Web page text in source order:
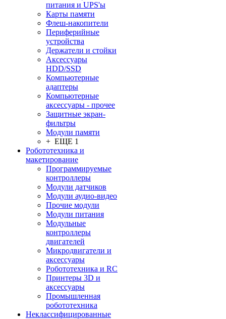
питания и UPS'ы
Карты памяти
Флеш-накопители
Периферийные
устройства
Держатели и стойки
Аксессуары
HDD/SSD
Компьютерные
адаптеры
Компьютерные
аксессуары - прочее
Защитные экран-
фильтры
Модули памяти
+ ЕЩЕ 1
Робототехника и
макетирование
Программируемые
контроллеры
Модули датчиков
Модули аудио-видео
Прочие модули
Модули питания
Модульные
контроллеры
двигателей
Микродвигатели и
аксессуары
Робототехника и RC
Принтеры 3D и
аксессуары
Промышленная
робототехника
Неклассифицированные